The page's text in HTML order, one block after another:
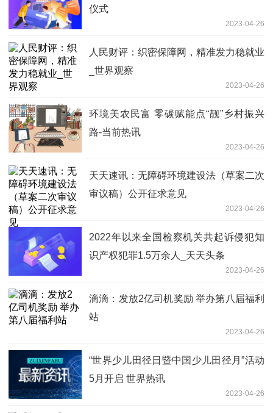
仪式
2023-04-26
人民财评：织密保障网，精准发力稳就业
_世界观察
2023-04-26
环境美农民富 零碳赋能点“靓”乡村振兴
路-当前热讯
2023-04-26
天天速讯：无障碍环境建设法（草案二次
审议稿）公开征求意见
2023-04-26
2022年以来全国检察机关共起诉侵犯知
识产权犯罪1.5万余人_天天头条
2023-04-26
滴滴：发放2亿司机奖励 举办第八届福利
站
2023-04-26
“世界少儿田径日暨中国少儿田径月”活动
5月开启 世界热讯
2023-04-26